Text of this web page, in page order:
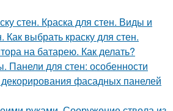
стен. Краска для стен. Виды и
Как выбрать краску для стен.
на батарею. Как делать?
Панели для стен: особенности
фасадных панелей